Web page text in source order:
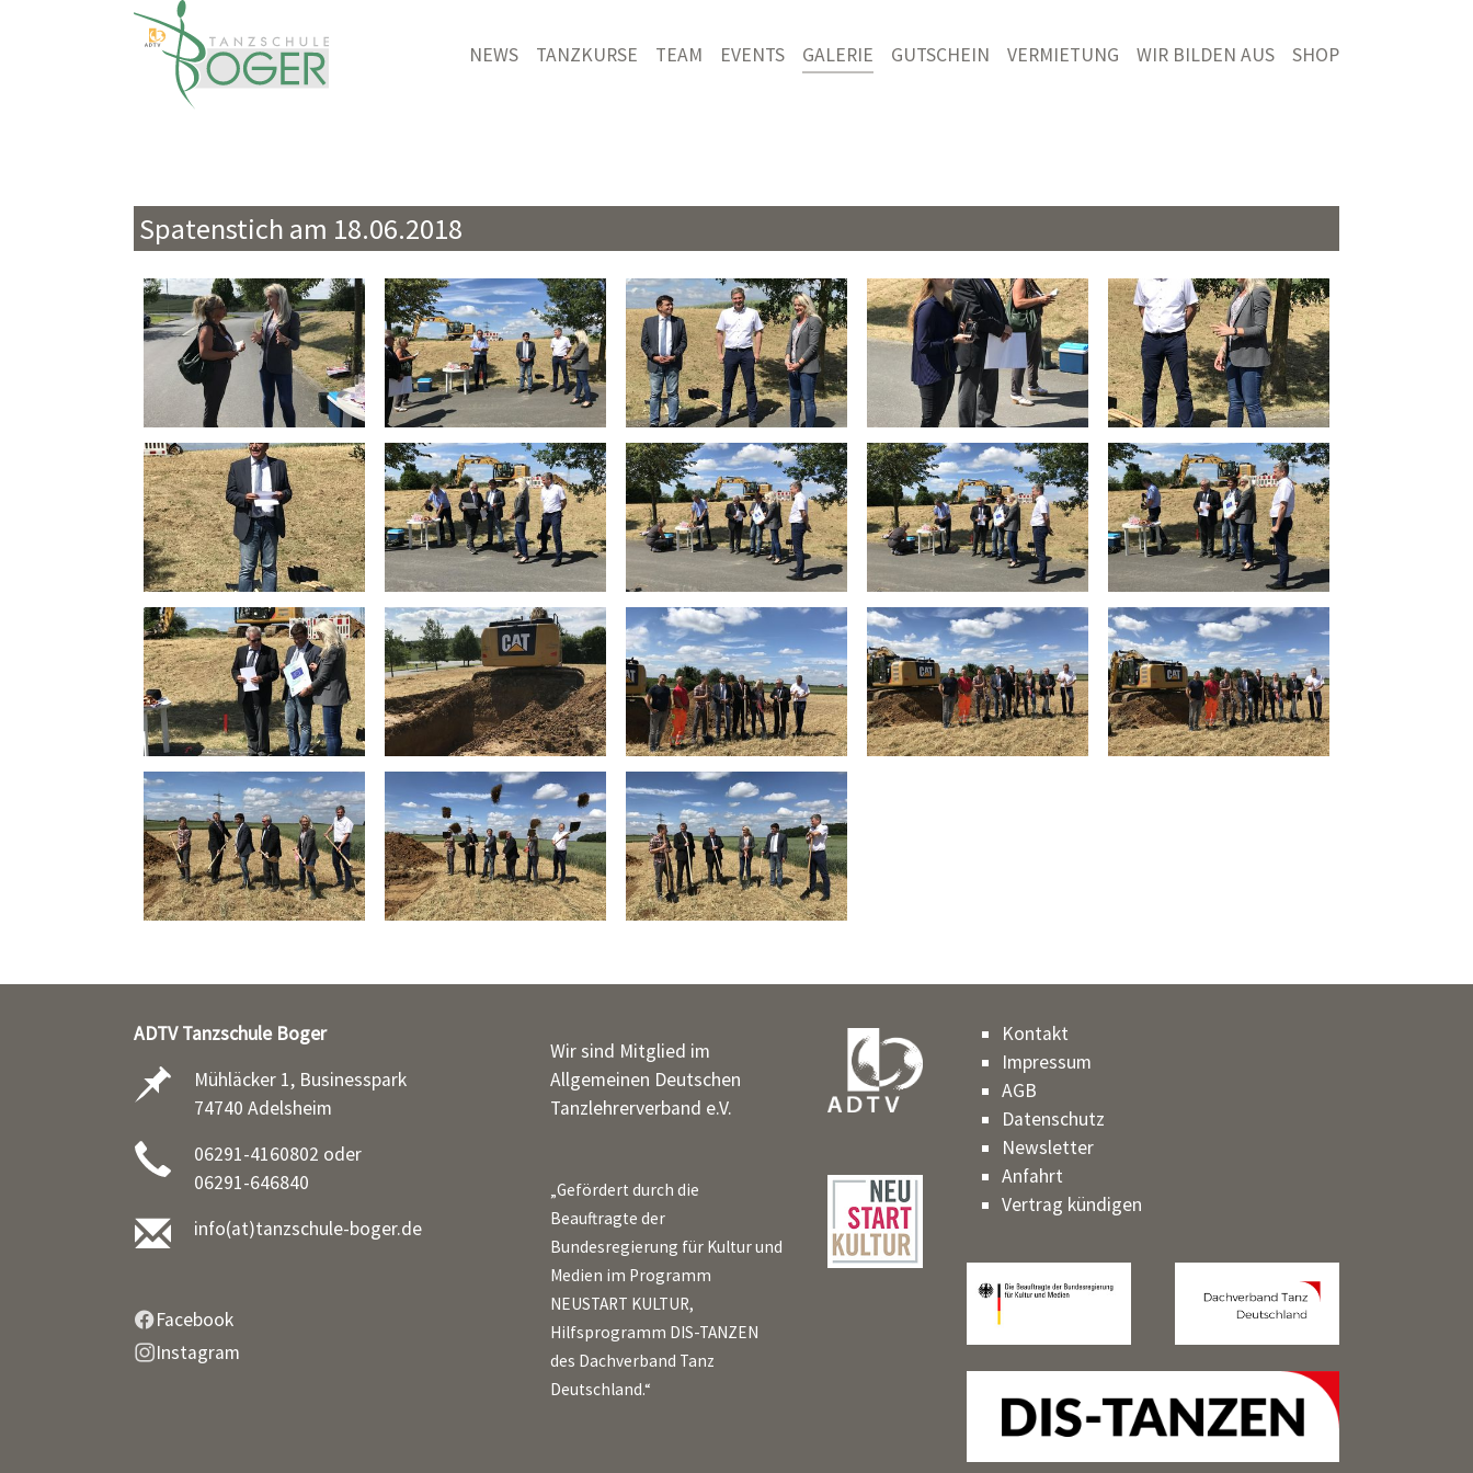
NEWS TANZKURSE TEAM EVENTS GALERIE GUTSCHEIN VERMIETUNG WIR BILDEN AUS SHOP
Spatenstich am 18.06.2018
ADTV Tanzschule Boger
Mühläcker 1, Businesspark
74740 Adelsheim
06291-4160802 oder
06291-646840
info(at)tanzschule-boger.de
Facebook
Instagram
Wir sind Mitglied im
Allgemeinen Deutschen
Tanzlehrerverband e.V.
„Gefördert durch die
Beauftragte der
Bundesregierung für Kultur und
Medien im Programm
NEUSTART KULTUR,
Hilfsprogramm DIS-TANZEN
des Dachverband Tanz
Deutschland.“
Kontakt
Impressum
AGB
Datenschutz
Newsletter
Anfahrt
Vertrag kündigen